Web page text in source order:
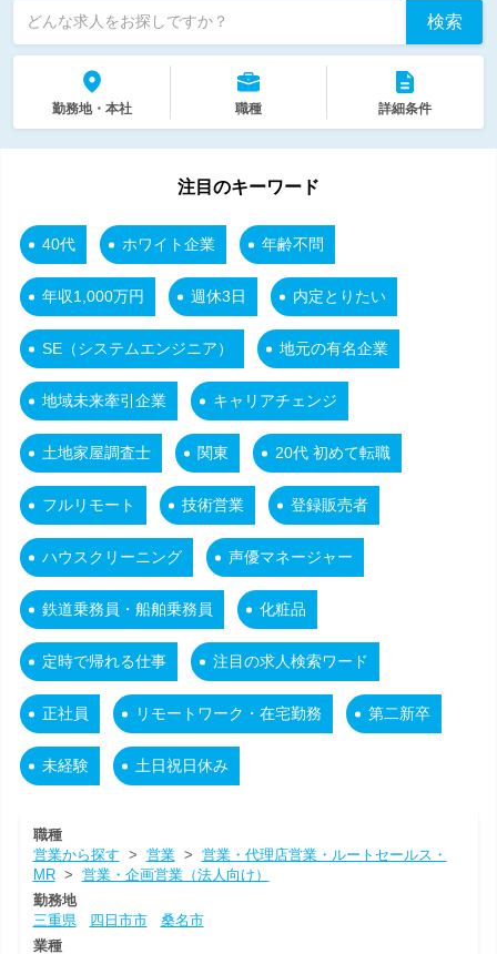
どんな求人をお探しですか？ 検索
勤務地・本社 職種 詳細条件
注目のキーワード
40代 ホワイト企業 年齢不問
年収1,000万円 週休3日 内定とりたい
SE（システムエンジニア） 地元の有名企業
地域未来牽引企業 キャリアチェンジ
土地家屋調査士 関東 20代 初めて転職
フルリモート 技術営業 登録販売者
ハウスクリーニング 声優マネージャー
鉄道乗務員・船舶乗務員 化粧品
定時で帰れる仕事 注目の求人検索ワード
正社員 リモートワーク・在宅勤務 第二新卒
未経験 土日祝日休み
職種
営業から探す > 営業> 営業・代理店営業・ルートセールス・
MR> 営業・企画営業（法人向け）
勤務地
三重県
四日市市
桑名市
業種